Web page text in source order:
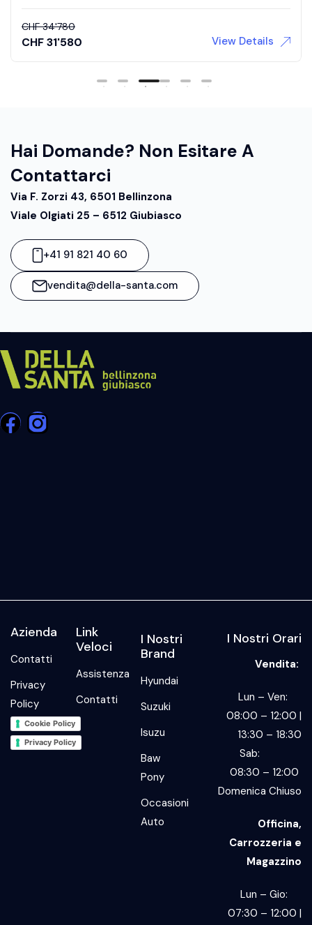
CHF 34'780
CHF31'580 View Details
Hai Domande? Non Esitare A
Contattarci
Via F. Zorzi 43, 6501 Bellinzona
Viale Olgiati 25 – 6512 Giubiasco
+41 91 821 40 60
vendita@della-santa.com
Azienda
Contatti
Privacy
Policy
Cookie Policy
Privacy Policy
Link
Veloci
Assistenza
Contatti
I Nostri
Brand
Hyundai
Suzuki
Isuzu
Baw
Pony
Occasioni
Auto
I Nostri Orari
Vendita:
Lun – Ven:
08:00 – 12:00 |
13:30 – 18:30
Sab:
08:30 – 12:00
Domenica Chiuso
Officina,
Carrozzeria e
Magazzino
Lun – Gio:
07:30 – 12:00 |